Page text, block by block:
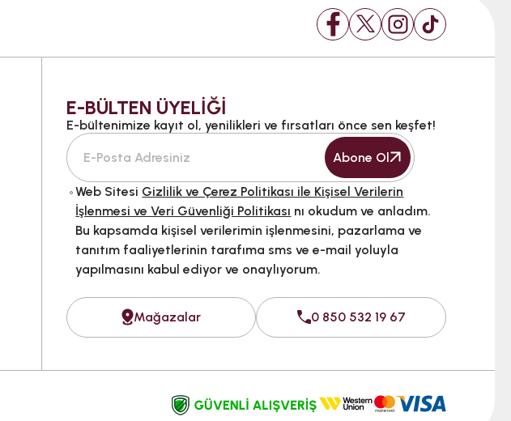
E-BÜLTEN ÜYELİĞİ
E-bültenimize kayıt ol, yenilikleri ve fırsatları önce sen keşfet!
Abone Ol
Web Sitesi Gizlilik ve Çerez Politikası ile Kişisel Verilerin
İşlenmesi ve Veri Güvenliği Politikası nı okudum ve anladım.
Bu kapsamda kişisel verilerimin işlenmesini, pazarlama ve
tanıtım faaliyetlerinin tarafıma sms ve e-mail yoluyla
yapılmasını kabul ediyor ve onaylıyorum.
Mağazalar 0 850 532 19 67